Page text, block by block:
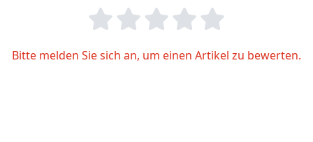
Bitte melden Sie sich an, um einen Artikel zu bewerten.